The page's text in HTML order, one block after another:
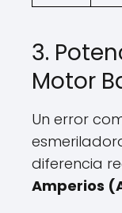
3.
Motor
Un error
diferencia
Amperios